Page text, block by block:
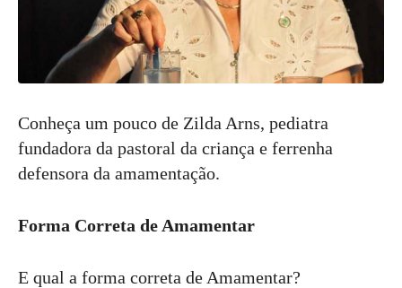
Conheça um pouco de Zilda Arns, pediatra
fundadora da pastoral da criança e ferrenha
defensora da amamentação.
Forma Correta de Amamentar
E qual a forma correta de Amamentar?